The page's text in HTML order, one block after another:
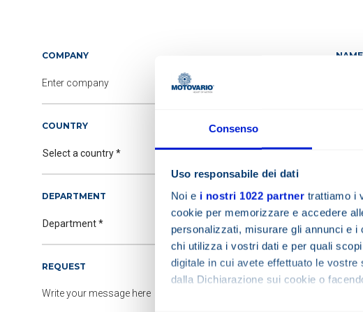
Consenso
Uso responsabile dei dati
Noi e i nostri 1022 partner trattiamo i
cookie per memorizzare e accedere
personalizzati, misurare gli annunci e
chi utilizza i vostri dati e per quali
digitale in cui avete effettuato le
dalla Dichiarazione sui cookie o
COMPANY NAME
COUNTRY
DEPARTMENT
REQUEST